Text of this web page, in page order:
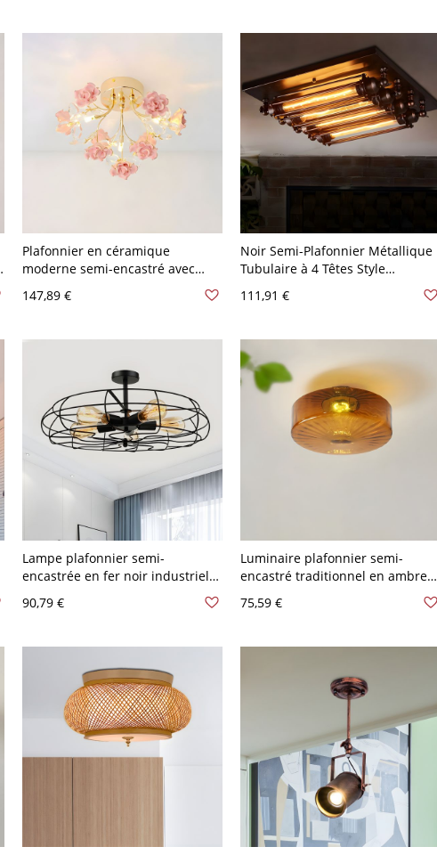
Plafonnier en céramique
moderne semi-encastré avec
lumières à broches et cristaux -
Rose 110 V-120 V
147,89 €
Noir Semi-Plafonnier Métallique
Tubulaire à 4 Têtes Style
Industriel Lampe Encastrée pour
Restaurant - 110 V-120 V Noir
111,91 €
Lampe plafonnier semi-
encastrée en fer noir industriel
cage pour salon
90,79 €
Luminaire plafonnier semi-
encastré traditionnel en ambre
transparent - 110 V-120 V 20,32
75,59 €